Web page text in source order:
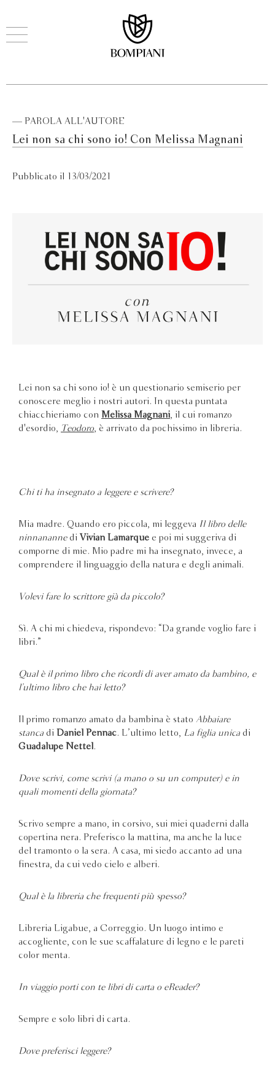
— PAROLA ALL'AUTORE
Lei non sa chi sono io! Con Melissa Magnani
Pubblicato il 13/03/2021
Lei non sa chi sono io! è un questionario semiserio per
conoscere meglio i nostri autori. In questa puntata
chiacchieriamo con Melissa Magnani , il cui romanzo
d'esordio,
Teodoro , è arrivato da pochissimo in libreria.
Chi ti ha insegnato a leggere e scrivere?
Mia madre. Quando ero piccola, mi leggeva Il libro delle
ninnanannedi Vivian Lamarque e poi mi suggeriva di
comporne di mie. Mio padre mi ha insegnato, invece, a
comprendere il linguaggio della natura e degli animali.
Volevi fare lo scrittore già da piccolo?
Sì. A chi mi chiedeva, rispondevo: “Da grande voglio fare i
libri.”
Qual è il primo libro che ricordi di aver amato da bambino, e
l’ultimo libro che hai letto?
Il primo romanzo amato da bambina è stato Abbaiare
stanca di Daniel Pennac. L’ultimo letto, La figlia unica di
Guadalupe Nettel .
Dove scrivi, come scrivi (a mano o su un computer) e in
quali momenti della giornata?
Scrivo sempre a mano, in corsivo, sui miei quaderni dalla
copertina nera. Preferisco la mattina, ma anche la luce
del tramonto o la sera. A casa, mi siedo accanto ad una
finestra, da cui vedo cielo e alberi.
Qual è la libreria che frequenti più spesso?
Libreria Ligabue, a Correggio. Un luogo intimo e
accogliente, con le sue scaffalature di legno e le pareti
color menta.
In viaggio porti con te libri di carta o eReader?
Sempre e solo libri di carta.
Dove preferisci leggere?